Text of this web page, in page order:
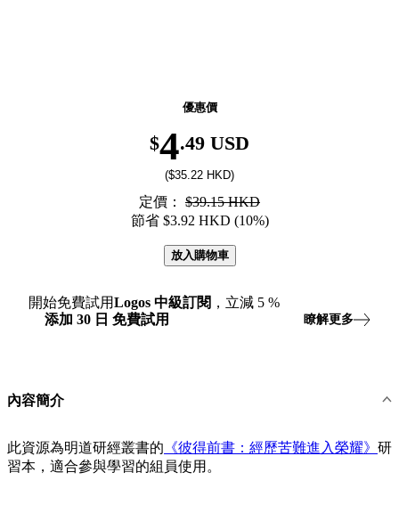
優惠價
$4.49 USD
($35.22 HKD)
定價： $39.15 HKD
節省 $3.92 HKD (10%)
放入購物車
開始免費試用Logos 中級訂閱 ，立減 5 %
添加 30 日 免費試用 瞭解更多
內容簡介
此資源為明道研經叢書的 《彼得前書：經歷苦難進入榮耀》 研
習本，適合參與學習的組員使用。